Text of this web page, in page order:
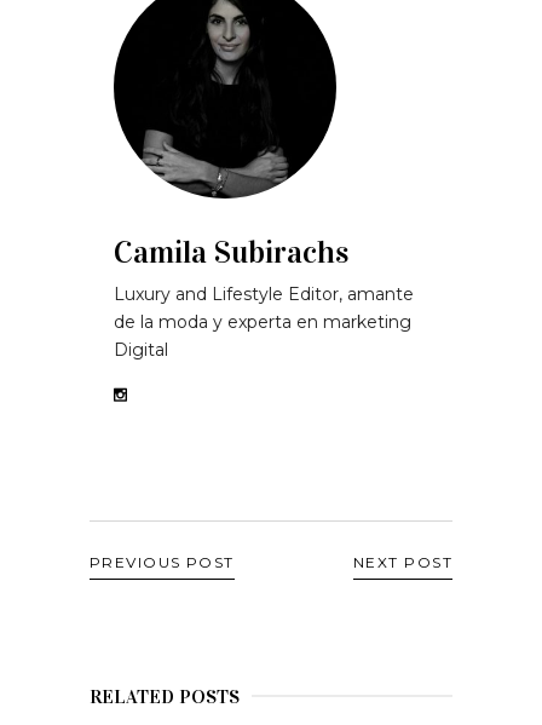
Camila Subirachs
Luxury and Lifestyle Editor, amante
de la moda y experta en marketing
Digital
PREVIOUS POST NEXT POST
RELATED POSTS